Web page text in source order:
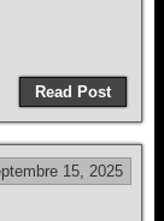
Read Post
15, 2025